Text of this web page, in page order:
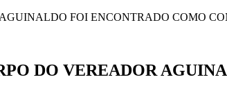
DO VEREADOR